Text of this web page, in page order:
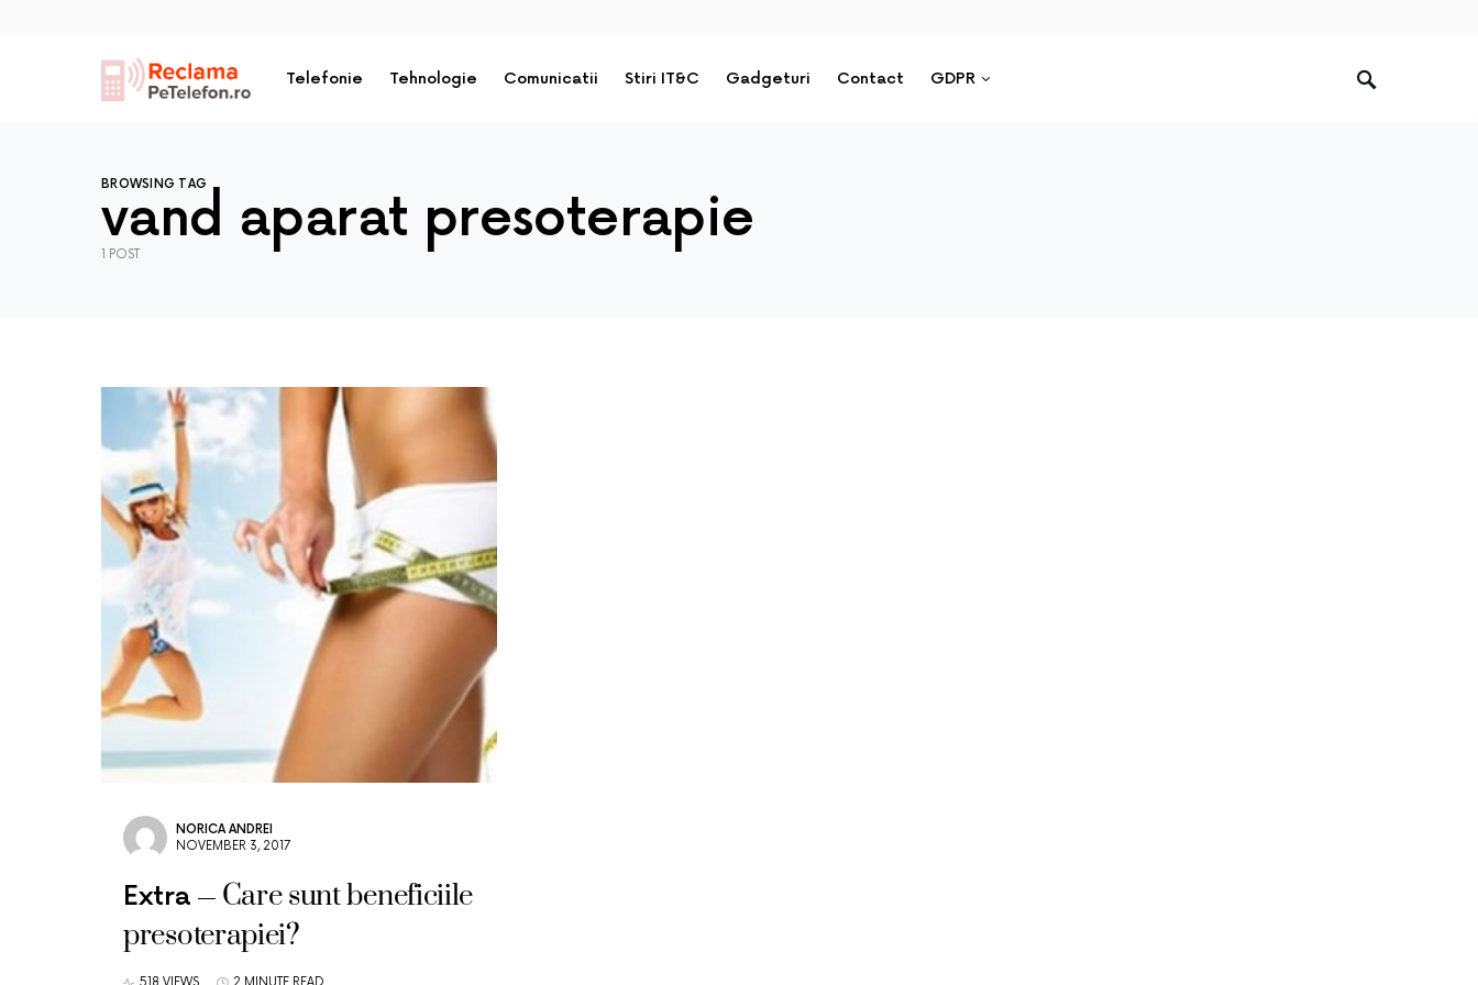
Telefonie Tehnologie Comunicatii Stiri IT&C Gadgeturi Contact GDPR
BROWSING TAG
vand aparat presoterapie
1 POST
NORICA ANDREI
NOVEMBER 3, 2017
Extra
Care sunt beneficiile
presoterapiei?